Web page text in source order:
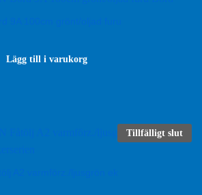
Lägg till i varukorg
Tillfälligt slut